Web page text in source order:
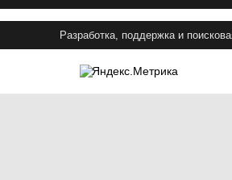
Разработка, поддержка и